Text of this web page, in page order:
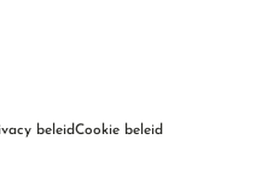
beleidCookie beleid